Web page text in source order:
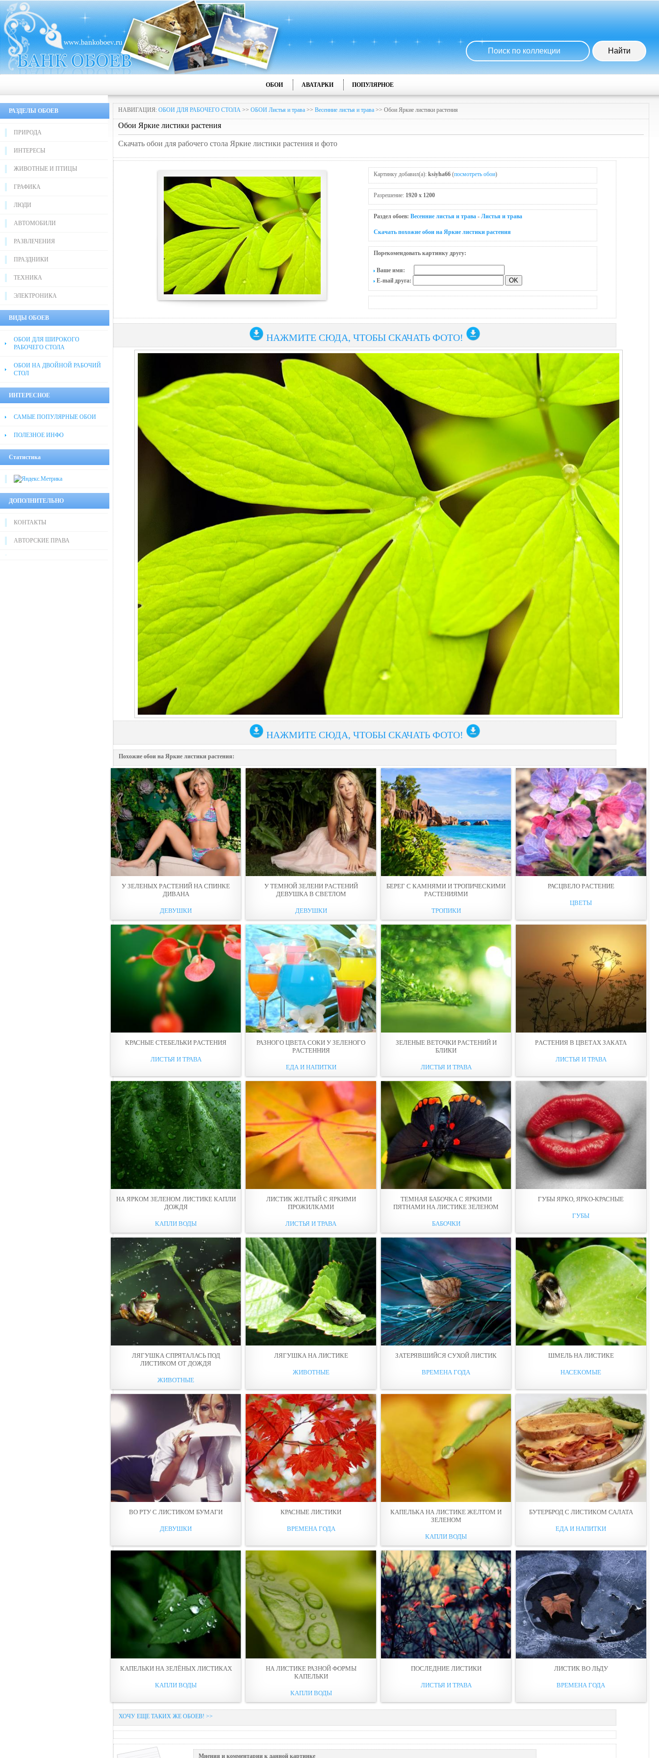
ОБОИ АВАТАРКИ ПОПУЛЯРНОЕ
РАЗДЕЛЫ ОБОЕВ
ПРИРОДА
ИНТЕРЕСЫ
ЖИВОТНЫЕ И ПТИЦЫ
ГРАФИКА
ЛЮДИ
АВТОМОБИЛИ
РАЗВЛЕЧЕНИЯ
ПРАЗДНИКИ
ТЕХНИКА
ЭЛЕКТРОНИКА
ВИДЫ ОБОЕВ
ОБОИ ДЛЯ ШИРОКОГО
РАБОЧЕГО СТОЛА
ОБОИ НА ДВОЙНОЙ РАБОЧИЙ
СТОЛ
ИНТЕРЕСНОЕ
САМЫЕ ПОПУЛЯРНЫЕ ОБОИ
ПОЛЕЗНОЕ ИНФО
Статистика
ДОПОЛНИТЕЛЬНО
КОНТАКТЫ
АВТОРСКИЕ ПРАВА
НАВИГАЦИЯ: ОБОИ ДЛЯ РАБОЧЕГО СТОЛА >> ОБОИ Листья и трава >> Весенние листья и трава >> Обои Яркие листики рaстения
Обои Яркие листики рaстения
Скачать обои для рабочего стола Яркие листики рaстения и фото
Картинку добавил(а): ksiyha66 (посмотреть обои)
Разрешение: 1920 x 1200
Раздел обоев: Весенние листья и трава - Листья и трава
Скачать похожие обои на Яркие листики рaстения
Порекомендовать картинку другу:
Ваше имя:
E-mail друга:
НАЖМИТЕ СЮДА, ЧТОБЫ СКАЧАТЬ ФОТО!
НАЖМИТЕ СЮДА, ЧТОБЫ СКАЧАТЬ ФОТО!
Похожие обои на Яркие листики рaстения:
У ЗЕЛЕНЫХ РAСТЕНИЙ НА СПИНКЕ
ДИВAНА
ДЕВУШКИ
У ТЕМНОЙ ЗЕЛЕНИ РAСТЕНИЙ
ДЕВУШКА В СВЕТЛОМ
ДЕВУШКИ
БЕРЕГ С КАМНЯМИ И ТРОПИЧЕСКИМИ
РAСТЕНИЯМИ
ТРОПИКИ
РАСЦВЕЛО РAСТЕНИЕ
ЦВЕТЫ
КРАСНЫЕ СТЕБЕЛЬКИ РAСТЕНИЯ
ЛИСТЬЯ И ТРАВА
РАЗНОГО ЦВЕТА СОКИ У ЗЕЛЕНОГО
РAСТЕННИЯ
ЕДА И НАПИТКИ
ЗЕЛEНЫЕ ВЕТОЧКИ РAСТЕНИЙ И
БЛИКИ
ЛИСТЬЯ И ТРАВА
РAСТЕНИЯ В ЦВЕТAХ ЗАКАТА
ЛИСТЬЯ И ТРАВА
НА ЯРКОМ ЗЕЛЕНОМ ЛИСТИКЕ КAПЛИ
ДOЖДЯ
КАПЛИ ВОДЫ
ЛИСТИК ЖEЛТЫЙ С ЯРКИМИ
ПРОЖИЛКАМИ
ЛИСТЬЯ И ТРАВА
ТЕМНАЯ БАБОЧКА С ЯРКИМИ
ПЯТНАМИ НА ЛИСТИКE ЗЕЛЕНОМ
БАБОЧКИ
ГУБЫ ЯРКО, ЯРКО-КРАСНЫЕ
ГУБЫ
ЛЯГУШКА СПРЯТАЛАСЬ ПОД
ЛИСТИКОМ ОТ ДОЖДЯ
ЖИВОТНЫЕ
ЛЯГУШКА НА ЛИСТИКЕ
ЖИВОТНЫЕ
ЗАТЕРЯВШИЙСЯ СУХОЙ ЛИСТИК
ВРЕМЕНА ГОДА
ШМЕЛЬ НА ЛИСТИКЕ
НАСЕКОМЫЕ
ВО РТУ С ЛИСТИКОМ БУМАГИ
ДЕВУШКИ
КРАСНЫЕ ЛИСТИКИ
ВРЕМЕНА ГОДА
КАПEЛЬКА НА ЛИСТИКЕ ЖЕЛТОМ И
ЗЕЛЕНОМ
КАПЛИ ВОДЫ
БУТЕРБРОД С ЛИСТИКОМ САЛАТА
ЕДА И НАПИТКИ
КАПЕЛЬКИ НА ЗЕЛЁНЫХ ЛИСТИКАХ
КАПЛИ ВОДЫ
НА ЛИСТИКЕ РАЗНOЙ ФОРМЫ
КАПЕЛЬКИ
КАПЛИ ВОДЫ
ПОСЛЕДНИЕ ЛИСТИКИ
ЛИСТЬЯ И ТРАВА
ЛИСТИК ВО ЛЬДУ
ВРЕМЕНА ГОДА
ХОЧУ ЕЩЕ ТАКИХ ЖЕ ОБОЕВ! >>
Мнения и комментарии к данной картинке